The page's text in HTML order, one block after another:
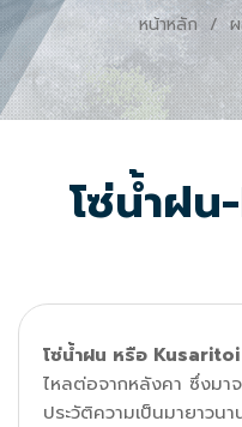
หน้าหลัก
โซ่น้ำฝน
โซ่น้ำฝน หรือ Kusaritoi
ไหลต่อจากหลังคา ซึ่งมา
ประวัติความเป็นมายาว